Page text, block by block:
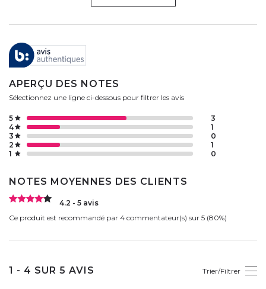
APERÇU DES NOTES
Sélectionnez une ligne ci-dessous pour filtrer les avis
1 0
2 1
3 0
4 1
5 3
NOTES MOYENNES DES CLIENTS
4.2 - 5 avis
Ce produit est recommandé par 4 commentateur(s) sur 5 (80%)
1 - 4 SUR 5 AVIS Trier/Filtrer